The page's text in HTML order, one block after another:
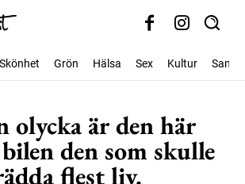
Skönhet Grön Hälsa Sex Kultur
olycka är den här
den som skulle
flest liv.